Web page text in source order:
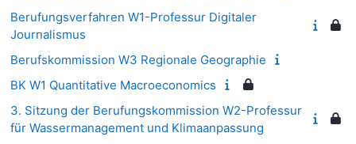
Berufungsverfahren W1-Professur Digitaler
Journalismus
Berufskommission W3 Regionale Geographie
BK W1 Quantitative Macroeconomics
3. Sitzung der Berufungskommission W2-Professur
für Wassermanagement und Klimaanpassung